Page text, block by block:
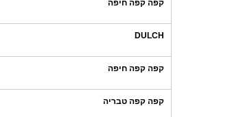
קפה קפה חיפה
DULCH
קפה קפה חיפה
קפה קפה טבריה